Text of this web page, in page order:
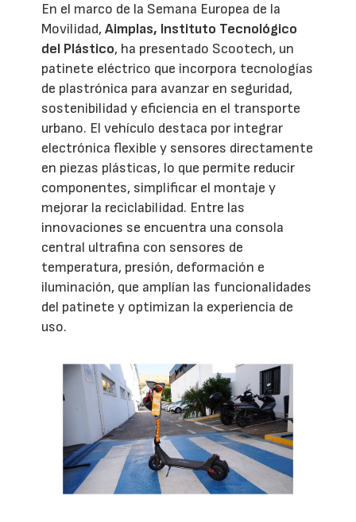
En el marco de la Semana Europea de la
Movilidad,Aimplas, Instituto Tecnológico
del Plástico, ha presentado Scootech, un
patinete eléctrico que incorpora tecnologías
de plastrónica para avanzar en seguridad,
sostenibilidad y eficiencia en el transporte
urbano. El vehículo destaca por integrar
electrónica flexible y sensores directamente
en piezas plásticas, lo que permite reducir
componentes, simplificar el montaje y
mejorar la reciclabilidad. Entre las
innovaciones se encuentra una consola
central ultrafina con sensores de
temperatura, presión, deformación e
iluminación, que amplían las funcionalidades
del patinete y optimizan la experiencia de
uso.